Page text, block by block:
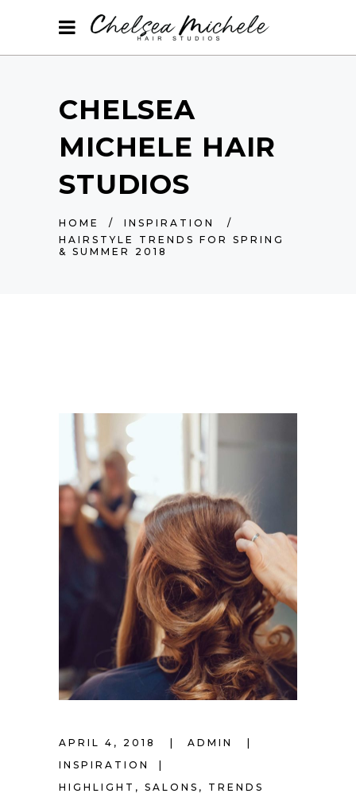
CHELSEA
MICHELE HAIR
STUDIOS
HOME / INSPIRATION
/
HAIRSTYLE TRENDS FOR SPRING
& SUMMER 2018
APRIL 4, 2018
ADMIN
INSPIRATION
HIGHLIGHT , SALONS , TRENDS